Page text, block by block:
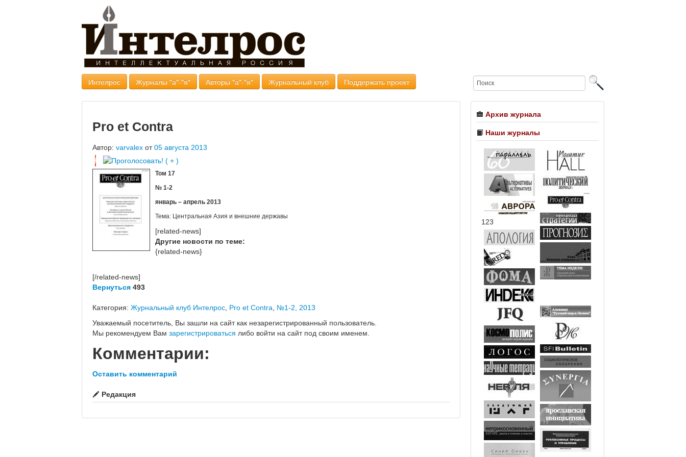
Интелрос Журналы "а"-"я" Авторы "а"-"я" Журнальный клуб Поддержать проект
Pro et Contra
Автор: varvalex от05 августа 2013
Том 17
№ 1-2
январь – апрель 2013
Тема: Центральная Азия и внешние державы
[related-news]
Другие новости по теме:
{related-news}
[/related-news]
Вернуться 493
Категория: Журнальный клуб Интелрос Pro et Contra
№1-2, 2013
Уважаемый посетитель, Вы зашли на сайт как незарегистрированный пользователь.
Мы рекомендуем Вам зарегистрироваться либо войти на сайт под своим именем.
Комментарии:
Оставить комментарий
Редакция
Архив журнала
Наши журналы
123